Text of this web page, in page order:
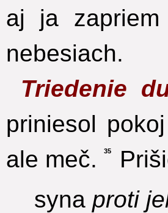
aj ja
nebesiach.
Triedenie
priniesol
ale meč.
35
synaproti